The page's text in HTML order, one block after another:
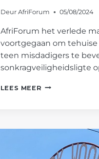
Deur AfriForum 05/08/2024
AfriForum het verlede
voortgegaan om
teen misdadigers te
sonkragveiligheidsligte
LEES MEER AFRIFORUM
MIDDELBURG-
TEHUIS